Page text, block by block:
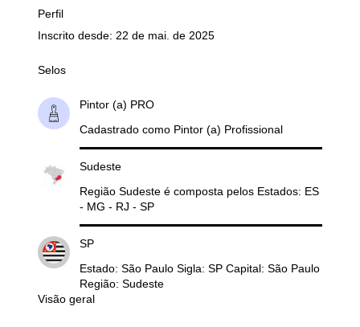
Perfil
Inscrito desde: 22 de mai. de 2025
Selos
Pintor (a) PRO
Cadastrado como Pintor (a) Profissional
Sudeste
Região Sudeste é composta pelos Estados: ES
- MG - RJ - SP
SP
Estado: São Paulo Sigla: SP Capital: São Paulo
Região: Sudeste
Visão geral